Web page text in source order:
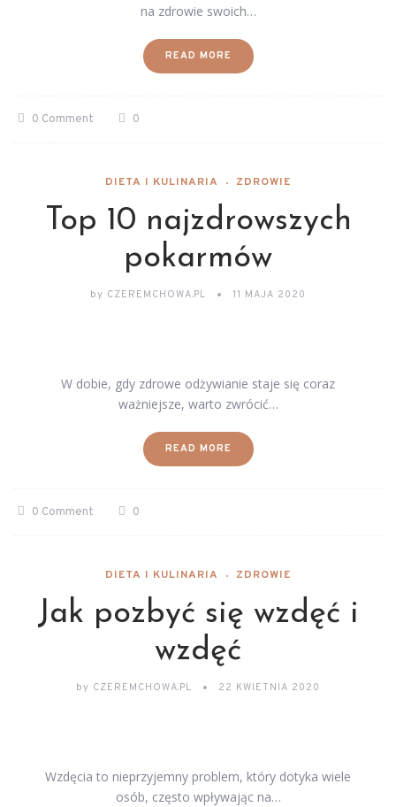
na zdrowie swoich…
READ MORE
0 Comment 0
DIETA I KULINARIA ZDROWIE
Top 10 najzdrowszych
pokarmów
by CZEREMCHOWA.PL 11 MAJA 2020
W dobie, gdy zdrowe odżywianie staje się coraz
ważniejsze, warto zwrócić…
READ MORE
0 Comment 0
DIETA I KULINARIA ZDROWIE
Jak pozbyć się wzdęć i
wzdęć
by CZEREMCHOWA.PL 22 KWIETNIA 2020
Wzdęcia to nieprzyjemny problem, który dotyka wiele
osób, często wpływając na…